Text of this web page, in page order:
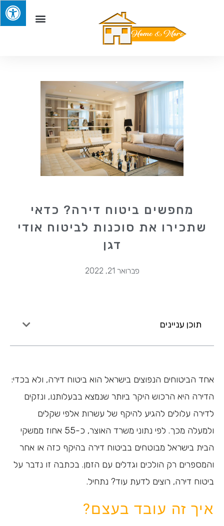
מחפשים ביטוח דירה? כדאי
שתכירו את סוכנות לביטוח אודי
דגן
פברואר 21, 2022
תוכן עניינים
אחד הביטוחים הנפוצים בישראל הוא ביטוח דירה, ולא בכדי:
הדירה היא הרכוש היקר ביותר שנמצא בבעלותנו, ונזקים
לדירה עלולים להגיע להיקף של עשרות אלפי שקלים
ולמעלה מכך. לפי נתוני משרד האוצר, כ-55 אחוז ממשקי
הבית בישראל מבוטחים בביטוח דירה בהיקף כזה או אחר
והמספרים רק הולכים וגדלים עם הזמן. בכתבה זו נדבר על
ביטוח דירה, רוצים לדעת עוד? נתחיל.
איך זה עובד בעצם?